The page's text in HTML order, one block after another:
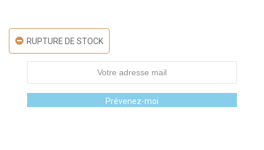
RUPTURE DE STOCK
Prévenez-moi